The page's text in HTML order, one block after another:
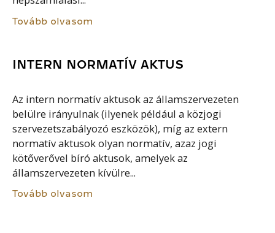
Tovább olvasom
INTERN NORMATÍV AKTUS
Az intern normatív aktusok az államszervezeten
belülre irányulnak (ilyenek például a közjogi
szervezetszabályozó eszközök), míg az extern
normatív aktusok olyan normatív, azaz jogi
kötőverővel bíró aktusok, amelyek az
államszervezeten kívülre...
Tovább olvasom